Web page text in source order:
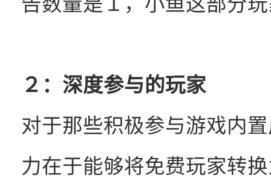
２：深度参与的玩家
对于那些积极参与游戏内
力在于能够将免费玩家转